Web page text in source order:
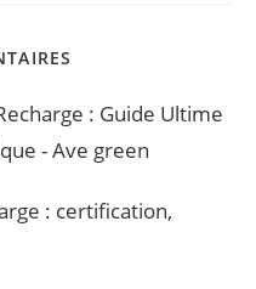
: Guide Ultime
- Ave green
: certification,